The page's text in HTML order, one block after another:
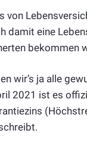
von
damit eine
bekommen
wir’s ja alle
2021 ist es